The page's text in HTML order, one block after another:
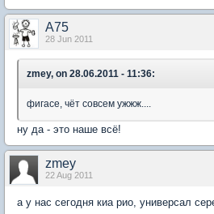
A75
28 Jun 2011
zmey, on 28.06.2011 - 11:36:
фигасе, чёт совсем ужжж....
ну да - это наше всё!
zmey
22 Aug 2011
а у нас сегодня киа рио, универсал